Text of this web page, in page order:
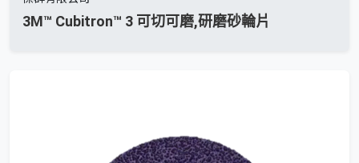
3M™ Cubitron™ 3 可切可磨,研磨砂輪片